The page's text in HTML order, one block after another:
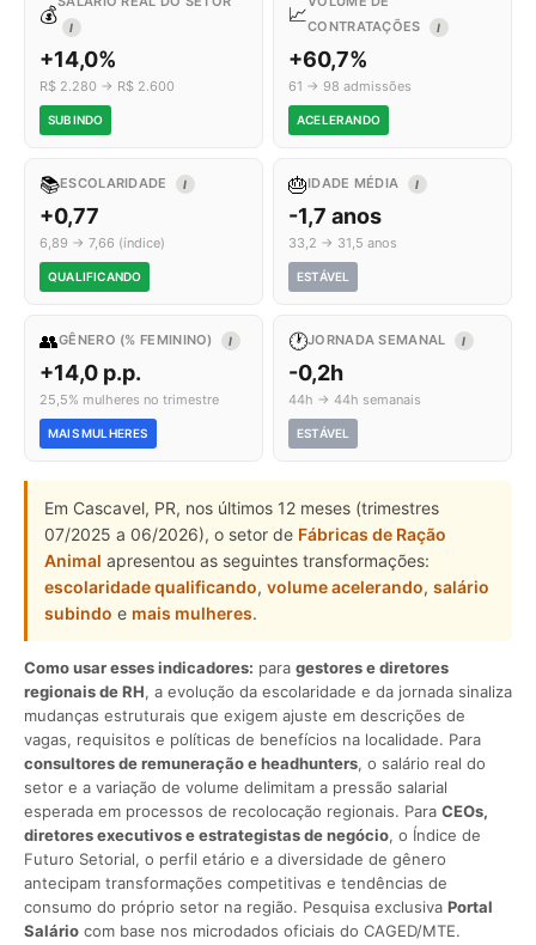
💰
I
+14,0%
R$ 2.280 → R$ 2.600
SUBINDO
📈CONTRATAÇÕES
I
+60,7%
61 → 98 admissões
ACELERANDO
📚ESCOLARIDADE I
+0,77
6,89 → 7,66 (índice)
QUALIFICANDO
🎂IDADE MÉDIA I
-1,7 anos
33,2 → 31,5 anos
ESTÁVEL
👥GÊNERO (% FEMININO) I
+14,0 p.p.
25,5% mulheres no trimestre
MAIS MULHERES
🕐JORNADA SEMANAL I
-0,2h
44h → 44h semanais
ESTÁVEL
Em Cascavel, PR, nos últimos 12 meses (trimestres
07/2025 a 06/2026), o setor de Fábricas de Ração
Animal apresentou as seguintes transformações:
escolaridade qualificando, volume acelerando, salário
subindo e mais mulheres.
Como usar esses indicadores: para gestores e diretores
regionais de RH, a evolução da escolaridade e da jornada sinaliza
mudanças estruturais que exigem ajuste em descrições de
vagas, requisitos e políticas de benefícios na localidade. Para
consultores de remuneração e headhunters, o salário real do
setor e a variação de volume delimitam a pressão salarial
esperada em processos de recolocação regionais. Para CEOs,
diretores executivos e estrategistas de negócio, o Índice de
Futuro Setorial, o perfil etário e a diversidade de gênero
antecipam transformações competitivas e tendências de
consumo do próprio setor na região. Pesquisa exclusiva Portal
Salário com base nos microdados oficiais do CAGED/MTE.